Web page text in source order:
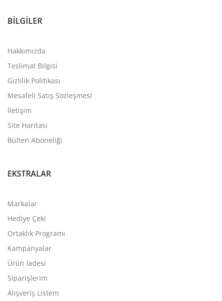
BILGILER
Hakkımızda
Teslimat Bilgisi
Gizlilik Politikası
Mesafeli Satış Sözleşmesi
İletişim
Site Haritası
Bülten Aboneliği
EKSTRALAR
Markalar
Hediye Çeki
Ortaklık Programı
Kampanyalar
Ürün İadesi
Siparişlerim
Alışveriş Listem